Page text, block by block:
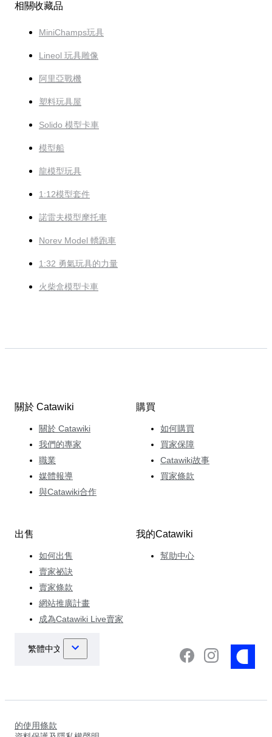
相關收藏品
MiniChamps玩具
Lineol 玩具雕像
阿里亞戰機
塑料玩具屋
Solido 模型卡車
模型船
龍模型玩具
1:12模型套件
諾雷夫模型摩托車
Norev Model 轎跑車
1:32 勇氣玩具的力量
火柴盒模型卡車
關於 Catawiki
關於 Catawiki
我們的專家
職業
媒體報導
與Catawiki合作
購買
如何購買
買家保障
Catawiki故事
買家條款
出售
如何出售
賣家祕訣
賣家條款
網站推廣計畫
成為Catawiki Live賣家
我的Catawiki
幫助中心
的使用條款